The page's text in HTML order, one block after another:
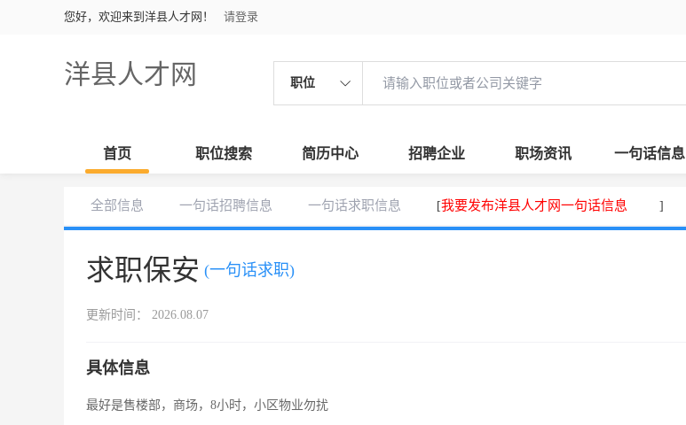
您好，欢迎来到洋县人才网！ 请登录
洋县人才网 职位
首页 职位搜索 简历中心 招聘企业 职场资讯 一句话信息
全部信息 一句话招聘信息 一句话求职信息 [我要发布洋县人才网一句话信息 ]
求职保安 (一句话求职)
更新时间： 2026.08.07
具体信息
最好是售楼部，商场，8小时，小区物业勿扰